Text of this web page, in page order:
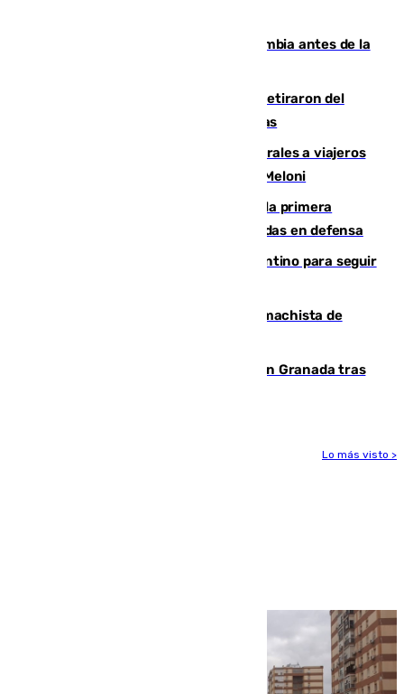
Felipe VI refuerza los lazos con Colombia antes de la
Fernando Calero y Carlos Dotor se retiraron del
encuentro contra el Ceuta con molestias
España restablece controles temporales a viajeros
procedentes de Italia como repuesta a Meloni
El Málaga cae ante el Ceuta y suma la primera
derrota de la pretemporada dejando dudas en defensa
Marruecos, la principal baza de Infantino para seguir
Pedro Sánchez condena el crimen machista de
Angustioso rescate de una familia en Granada tras
Lo más visto >